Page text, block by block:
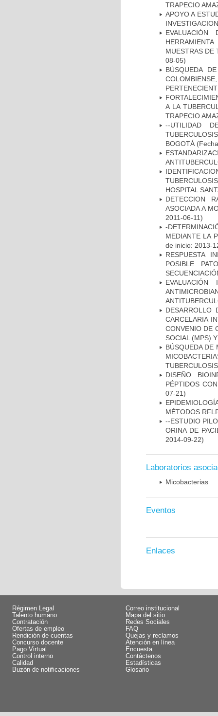
TRAPECIO
APOYO A
MUESTRAS DE
08-05)
BÚSQUEDA
A LA
TRAPECIO
--UTILIDAD
BOGOTÁ
HOSPITAL
DETECCION
ASOCIADA A
2011-06-11)
-
MEDIANTE LA
de inicio: 2013-
RESPUESTA
POSIBLE
CARCELARIA
CONVENIO DE
SOCIAL (MPS)
BÚSQUEDA DE
DISEÑO
PÉPTIDOS
07-21)
MÉTODOS
--ESTUDIO
ORINA DE
2014-09-22)
Laboratorios
Micobacterias
Eventos
Enlaces
Régimen Legal
Talento humano
Contratación
Ofertas de empleo
Rendición de cuentas
Concurso docente
Pago Virtual
Control interno
Calidad
Buzón de notificaciones
Correo institucional
Mapa del sitio
Redes Sociales
FAQ
Quejas y reclamos
Atención en línea
Encuesta
Contáctenos
Estadísticas
Glosario